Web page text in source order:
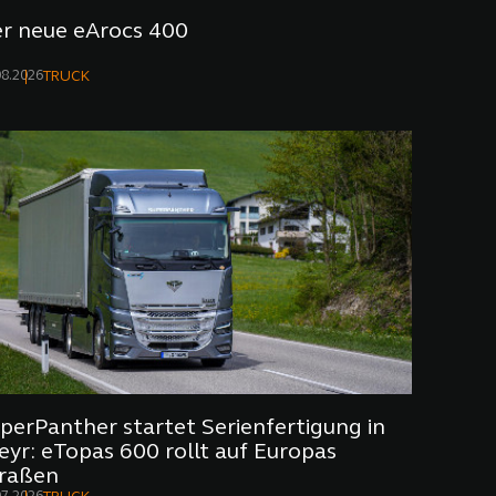
neue eArocs 400
TRUCK
startet Serienfertigung in
eTopas 600 rollt auf Europas